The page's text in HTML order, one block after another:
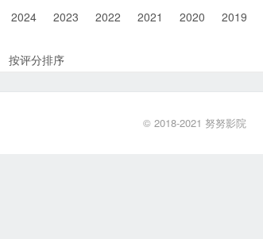
2024 2023 2022 2021 2020 2019
按评分排序
© 2018-2021 努努影院